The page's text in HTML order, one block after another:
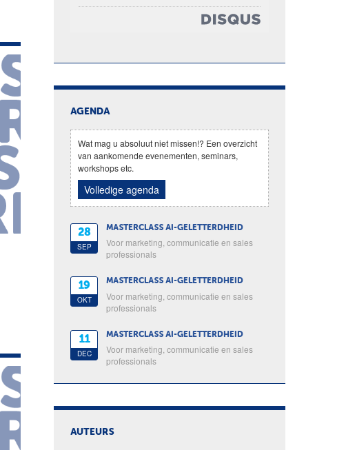
AGENDA
Wat mag u absoluut niet missen!? Een overzicht
van aankomende evenementen, seminars,
workshops etc.
Volledige agenda
28
SEP
MASTERCLASS AI-GELETTERDHEID
Voor marketing, communicatie en sales
professionals
19
OKT
MASTERCLASS AI-GELETTERDHEID
Voor marketing, communicatie en sales
professionals
11
DEC
MASTERCLASS AI-GELETTERDHEID
Voor marketing, communicatie en sales
professionals
AUTEURS